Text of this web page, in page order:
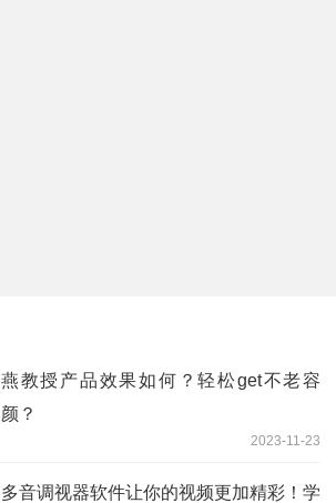
燕教授产品效果如何？轻松get不老容
颜？
2023-11-23
多音调视器软件让你的视频更加精彩！学